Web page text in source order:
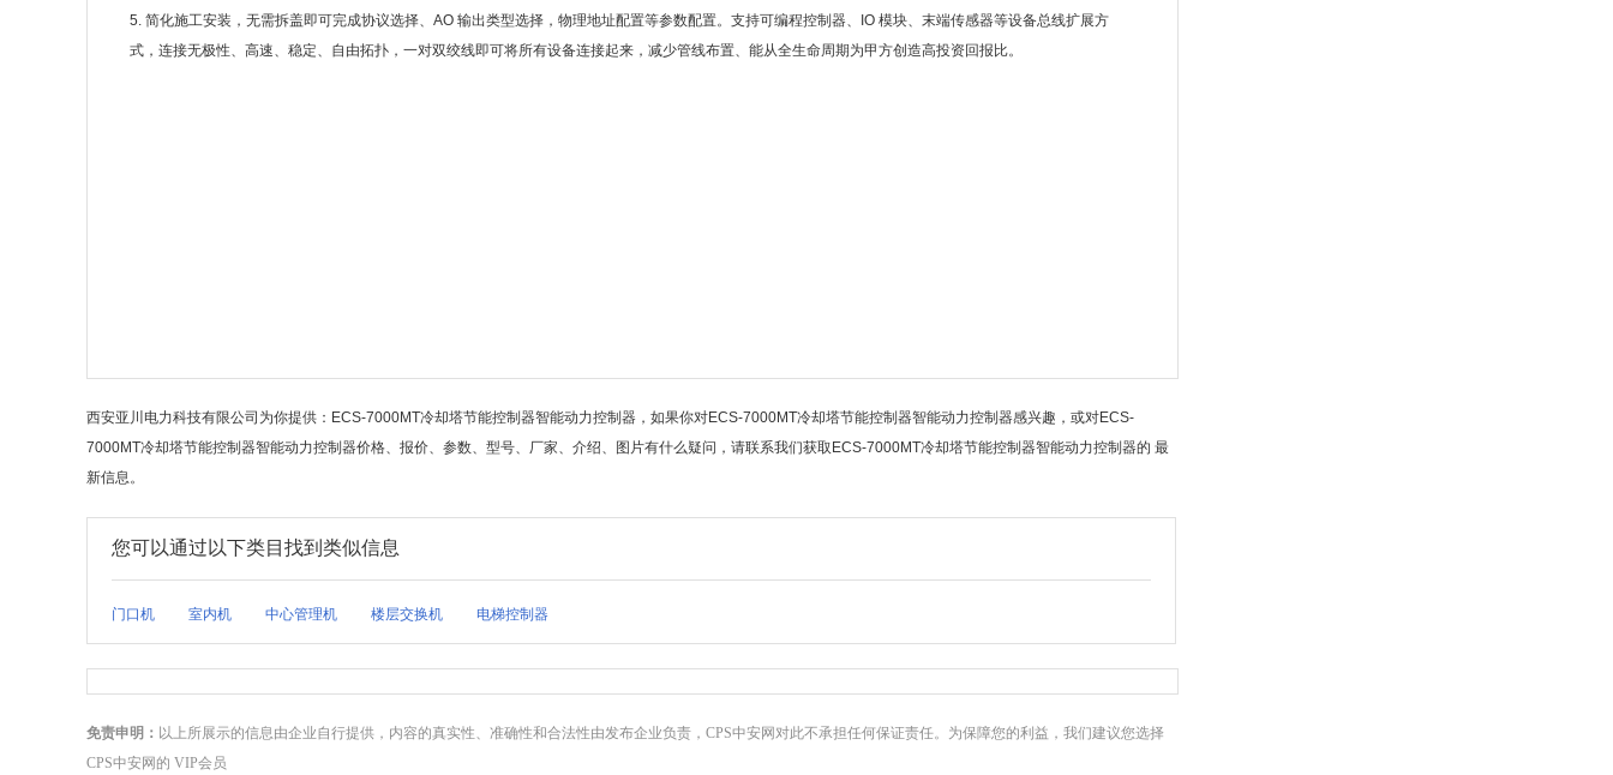
5. 简化施工安装，无需拆盖即可完成协议选择、AO 输出类型选择，物理地址配置等参数配置。支持可编程控制器、IO 模块、末端传感器等设备总线扩展方
式，连接无极性、高速、稳定、自由拓扑，一对双绞线即可将所有设备连接起来，减少管线布置、能从全生命周期为甲方创造高投资回报比。
西安亚川电力科技有限公司为你提供：ECS-7000MT冷却塔节能控制器智能动力控制器，如果你对ECS-7000MT冷却塔节能控制器智能动力控制器感兴趣，或对ECS-
7000MT冷却塔节能控制器智能动力控制器价格、报价、参数、型号、厂家、介绍、图片有什么疑问，请联系我们获取ECS-7000MT冷却塔节能控制器智能动力控制器的 最
新信息。
您可以通过以下类目找到类似信息
门口机 室内机 中心管理机 楼层交换机 电梯控制器
免责申明： 以上所展示的信息由企业自行提供，内容的真实性、准确性和合法性由发布企业负责，CPS中安网对此不承担任何保证责任。为保障您的利益，我们建议您选择
CPS中安网的 VIP会员